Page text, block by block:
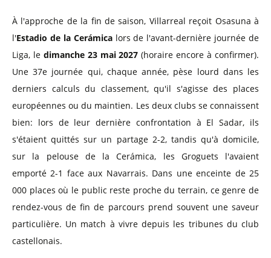
À l'approche de la fin de saison, Villarreal reçoit Osasuna à
l'Estadio de la Cerámicalors de l'avant-dernière journée de
Liga, le dimanche 23 mai 2027 (horaire encore à confirmer).
Une 37e journée qui, chaque année, pèse lourd dans les
derniers calculs du classement, qu'il s'agisse des places
européennes ou du maintien. Les deux clubs se connaissent
bien: lors de leur dernière confrontation à El Sadar, ils
s'étaient quittés sur un partage 2-2, tandis qu'à domicile,
sur la pelouse de la Cerámica, les Groguets l'avaient
emporté 2-1 face aux Navarrais. Dans une enceinte de 25
000 places où le public reste proche du terrain, ce genre de
rendez-vous de fin de parcours prend souvent une saveur
particulière. Un match à vivre depuis les tribunes du club
castellonais.